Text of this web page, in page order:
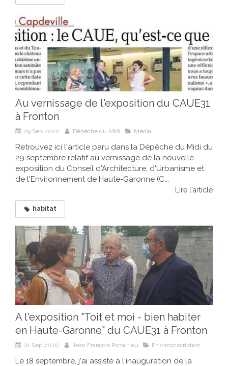
Au vernissage de l'exposition du CAUE31
à Fronton
29 Sep 2020 Dépêche du Midi Média
Retrouvez ici l'article paru dans la Dépêche du Midi du
29 septembre relatif au vernissage de la nouvelle
exposition du Conseil d'Architecture, d'Urbanisme et
de l'Environnement de Haute-Garonne (C...
Lire l'article
habitat
A l'exposition "Toit et moi - bien habiter
en Haute-Garonne" du CAUE31 à Fronton
21 Sep 2020 Jean François Portarrieu En circonscription
Le 18 septembre, j'ai assisté à l'inauguration de la